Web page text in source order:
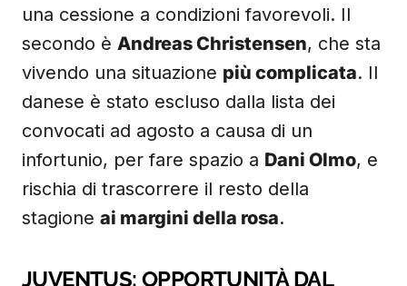
una cessione a condizioni favorevoli. Il
secondo è Andreas Christensen, che sta
vivendo una situazione più complicata. Il
danese è stato escluso dalla lista dei
convocati ad agosto a causa di un
infortunio, per fare spazio a Dani Olmo, e
rischia di trascorrere il resto della
stagione ai margini della rosa.
JUVENTUS: OPPORTUNITÀ DAL